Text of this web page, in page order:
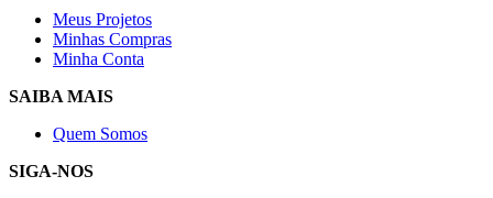
Meus Projetos
Minhas Compras
Minha Conta
SAIBA MAIS
Quem Somos
SIGA-NOS